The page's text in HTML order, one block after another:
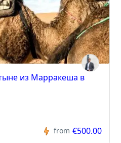
из Марракеша в
from €500.00